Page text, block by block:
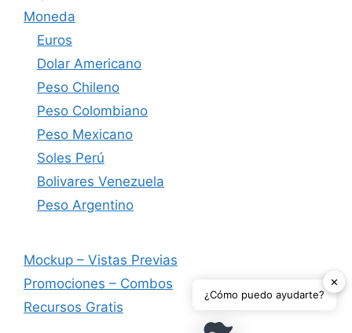
Moneda
Euros
Dolar Americano
Peso Chileno
Peso Colombiano
Peso Mexicano
Soles Perú
Bolivares Venezuela
Peso Argentino
Mockup – Vistas Previas
Promociones – Combos
Recursos Gratis
✕
¿Cómo puedo ayudarte?